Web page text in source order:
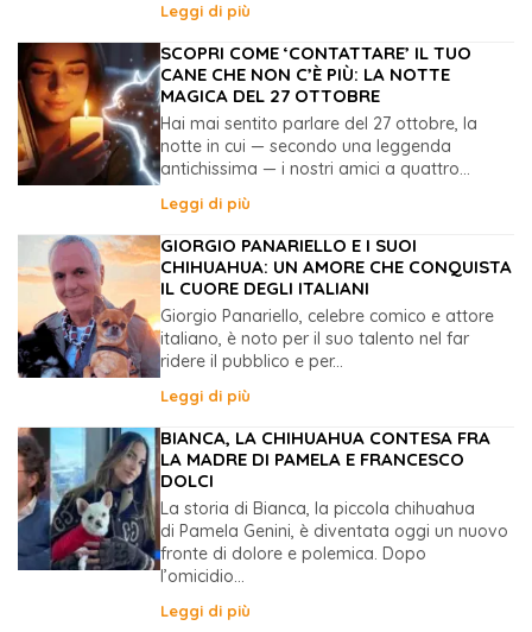
Leggi di più
SCOPRI COME ‘CONTATTARE’ IL TUO
CANE CHE NON C’È PIÙ: LA NOTTE
MAGICA DEL 27 OTTOBRE
Hai mai sentito parlare del 27 ottobre, la
notte in cui — secondo una leggenda
antichissima — i nostri amici a quattro...
Leggi di più
GIORGIO PANARIELLO E I SUOI
CHIHUAHUA: UN AMORE CHE CONQUISTA
IL CUORE DEGLI ITALIANI
Giorgio Panariello, celebre comico e attore
italiano, è noto per il suo talento nel far
ridere il pubblico e per...
Leggi di più
BIANCA, LA CHIHUAHUA CONTESA FRA
LA MADRE DI PAMELA E FRANCESCO
DOLCI
La storia di Bianca, la piccola chihuahua
di Pamela Genini, è diventata oggi un nuovo
fronte di dolore e polemica. Dopo
l’omicidio...
Leggi di più